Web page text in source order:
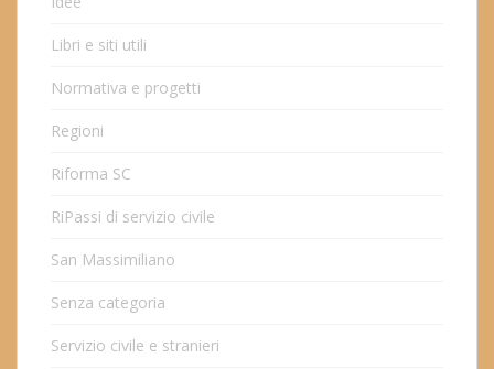
Libri e siti utili
Normativa e progetti
Regioni
Riforma SC
RiPassi di servizio civile
San Massimiliano
Senza categoria
Servizio civile e stranieri